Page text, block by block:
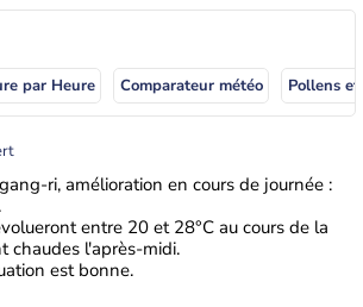
par Heure Comparateur météo Pollens
ri, amélioration en cours de journée :
entre 20 et 28°C au cours de la
chaudes l'après-midi.
est bonne.